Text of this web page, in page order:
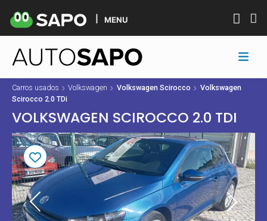
MENU
Carros usados Volkswagen Volkswagen Scirocco
Volkswagen
Scirocco 2.0 TDi
VOLKSWAGEN SCIROCCO 2.0 TDI